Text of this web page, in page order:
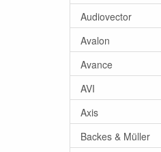
Audiovector
Avalon
Avance
AVI
Axis
Backes & Müller